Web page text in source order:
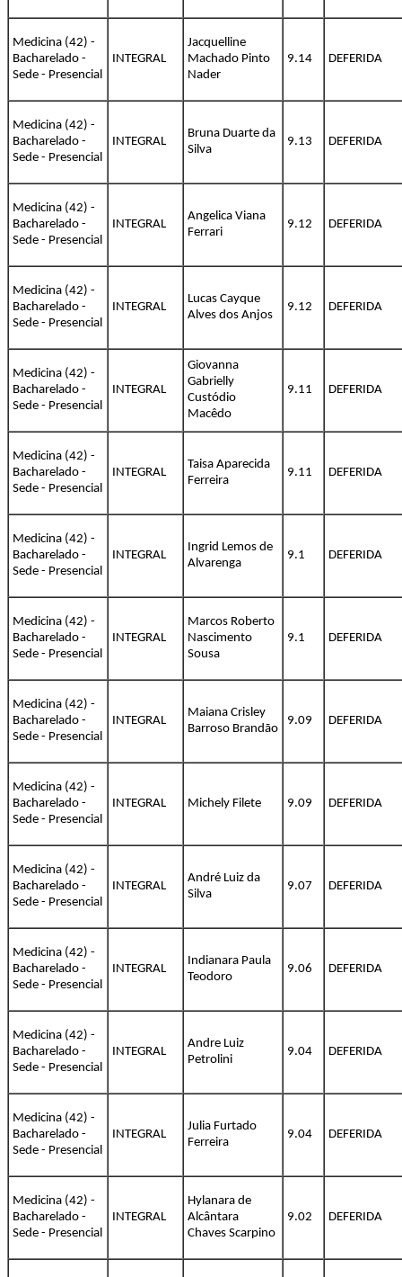
Medicina (42) -
Bacharelado -
Sede - Presencial
INTEGRAL
Jacquelline
Machado Pinto
Nader
9.14 DEFERIDA
Medicina (42) -
Bacharelado -
Sede - Presencial
INTEGRAL
Bruna Duarte da
Silva
9.13 DEFERIDA
Medicina (42) -
Bacharelado -
Sede - Presencial
INTEGRAL
Angelica Viana
Ferrari
9.12 DEFERIDA
Medicina (42) -
Bacharelado -
Sede - Presencial
INTEGRAL
Lucas Cayque
Alves dos Anjos
9.12 DEFERIDA
Medicina (42) -
Bacharelado -
Sede - Presencial
INTEGRAL
Giovanna
Gabrielly
Custódio
Macêdo
9.11 DEFERIDA
Medicina (42) -
Bacharelado -
Sede - Presencial
INTEGRAL
Taisa Aparecida
Ferreira
9.11 DEFERIDA
Medicina (42) -
Bacharelado -
Sede - Presencial
INTEGRAL
Ingrid Lemos de
Alvarenga
9.1 DEFERIDA
Medicina (42) -
Bacharelado -
Sede - Presencial
INTEGRAL
Marcos Roberto
Nascimento
Sousa
9.1 DEFERIDA
Medicina (42) -
Bacharelado -
Sede - Presencial
INTEGRAL
Maiana Crisley
Barroso Brandão
9.09 DEFERIDA
Medicina (42) -
Bacharelado -
Sede - Presencial
INTEGRAL Michely Filete 9.09 DEFERIDA
Medicina (42) -
Bacharelado -
Sede - Presencial
INTEGRAL
André Luiz da
Silva
9.07 DEFERIDA
Medicina (42) -
Bacharelado -
Sede - Presencial
INTEGRAL
Indianara Paula
Teodoro
9.06 DEFERIDA
Medicina (42) -
Bacharelado -
Sede - Presencial
INTEGRAL
Andre Luiz
Petrolini
9.04 DEFERIDA
Medicina (42) -
Bacharelado -
Sede - Presencial
INTEGRAL
Julia Furtado
Ferreira
9.04 DEFERIDA
Medicina (42) -
Bacharelado -
Sede - Presencial
INTEGRAL
Hylanara de
Alcântara
Chaves Scarpino
9.02 DEFERIDA